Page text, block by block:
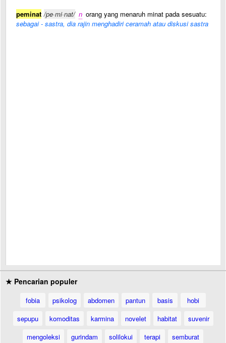
peminat /pe·mi·nat/ n orang yang menaruh minat pada sesuatu:
sebagai - sastra, dia rajin menghadiri ceramah atau diskusi sastra
★ Pencarian populer
fobia psikolog abdomen pantun basis
hobi
sepupu
komoditas karmina novelet habitat
suvenir
mengoleksi
gurindam solilokui terapi
semburat